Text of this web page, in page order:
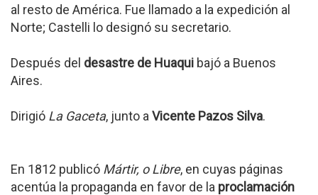
al resto de América. Fue llamado a la expedición al
Norte; Castelli lo designó su secretario.
Después del desastre de Huaqui bajó a Buenos
Aires.
Dirigió La Gaceta, junto a Vicente Pazos Silva.
En 1812 publicó Mártir, o Libre, en cuyas páginas
acentúa la propaganda en favor de la proclamación